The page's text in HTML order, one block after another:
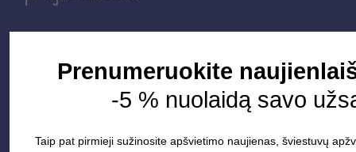
Apšvietimo sistemos
Elektros instaliacija
Lauko šviestuvai
Prenumeruokite
-5 % nuolaidą savo
Taip pat pirmieji sužinosite apšvietimo naujienas, šviestuvų